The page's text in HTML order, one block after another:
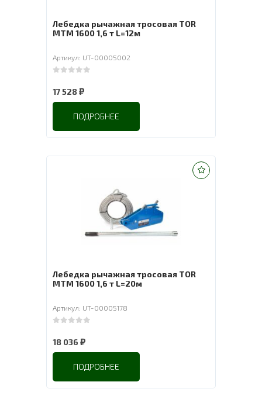
Лебедка рычажная тросовая TOR
МТМ 1600 1,6 т L=12м
Артикул: UT-00005002
17 528₽
ПОДРОБНЕЕ
Лебедка рычажная тросовая TOR
МТМ 1600 1,6 т L=20м
Артикул: UT-00005178
18 036 ₽
ПОДРОБНЕЕ